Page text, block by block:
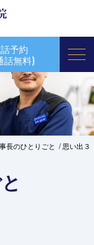
予約
話無料)
長のひとりごと 思い出３